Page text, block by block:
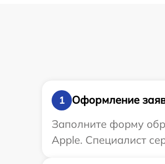
1
Оформление
Заполните форму
Apple. Специалист